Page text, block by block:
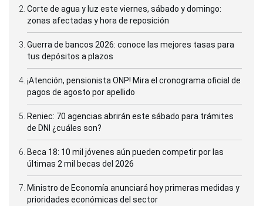
Corte de agua y luz este viernes, sábado y domingo:
zonas afectadas y hora de reposición
Guerra de bancos 2026: conoce las mejores tasas para
tus depósitos a plazos
¡Atención, pensionista ONP! Mira el cronograma oficial de
pagos de agosto por apellido
Reniec: 70 agencias abrirán este sábado para trámites
de DNI ¿cuáles son?
Beca 18: 10 mil jóvenes aún pueden competir por las
últimas 2 mil becas del 2026
Ministro de Economía anunciará hoy primeras medidas y
prioridades económicas del sector